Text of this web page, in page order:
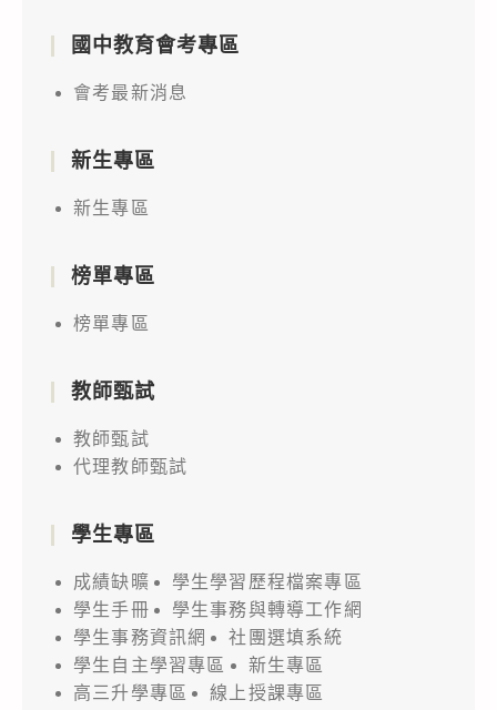
國中教育會考專區
會考最新消息
新生專區
新生專區
榜單專區
榜單專區
教師甄試
教師甄試
代理教師甄試
學生專區
成績缺曠
學生學習歷程檔案專區
學生手冊
學生事務與轉導工作網
學生事務資訊網
社團選填系統
學生自主學習專區
新生專區
高三升學專區
線上授課專區